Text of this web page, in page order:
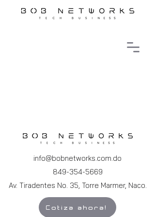
info@bobnetworks.com.do
849-354-5669
Av. Tiradentes No. 35, Torre Marmer, Naco.
Cotiza ahora!